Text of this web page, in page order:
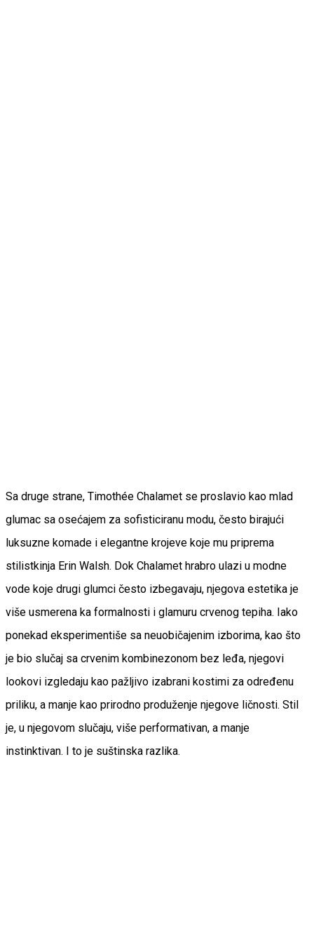
Sa druge strane, Timothée Chalamet se proslavio kao mlad
glumac sa osećajem za sofisticiranu modu, često birajući
luksuzne komade i elegantne krojeve koje mu priprema
stilistkinja Erin Walsh. Dok Chalamet hrabro ulazi u modne
vode koje drugi glumci često izbegavaju, njegova estetika je
više usmerena ka formalnosti i glamuru crvenog tepiha. Iako
ponekad eksperimentiše sa neuobičajenim izborima, kao što
je bio slučaj sa crvenim kombinezonom bez leđa, njegovi
lookovi izgledaju kao pažljivo izabrani kostimi za određenu
priliku, a manje kao prirodno produženje njegove ličnosti. Stil
je, u njegovom slučaju, više performativan, a manje
instinktivan. I to je suštinska razlika.